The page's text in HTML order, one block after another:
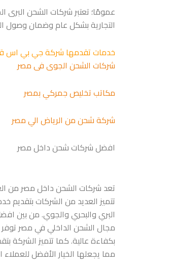
عمومًا؛ تعتبر شركات الشحن البرى
التجارية بشكل عام وضمان وصول
خدمات تقدمها شركة جي بي اس
شركات الشحن الجوى فى مصر
مكاتب تخليص جمركي بمصر
شركة شحن من الرياض الي مصر
افضل شركات شحن داخل مصر
تعد شركات الشحن داخل مصر من
تتميز العديد من الشركات
البري والبحري والجوي. من بين اف
مجال الشحن الداخلي في مصر
بكفاءة عالية. كما تتميز الشركة
مما يجعلها الخيار الأفضل